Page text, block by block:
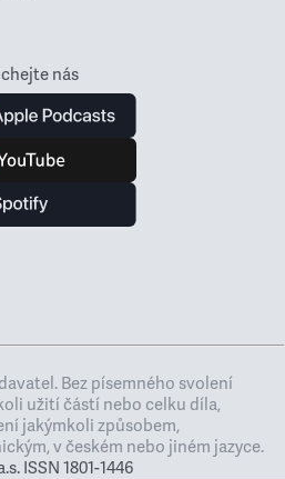
nás
Bez písemného svolení
užití částí nebo celku díla,
jakýmkoli způsobem,
v českém nebo jiném jazyce.
ISSN 1801-1446